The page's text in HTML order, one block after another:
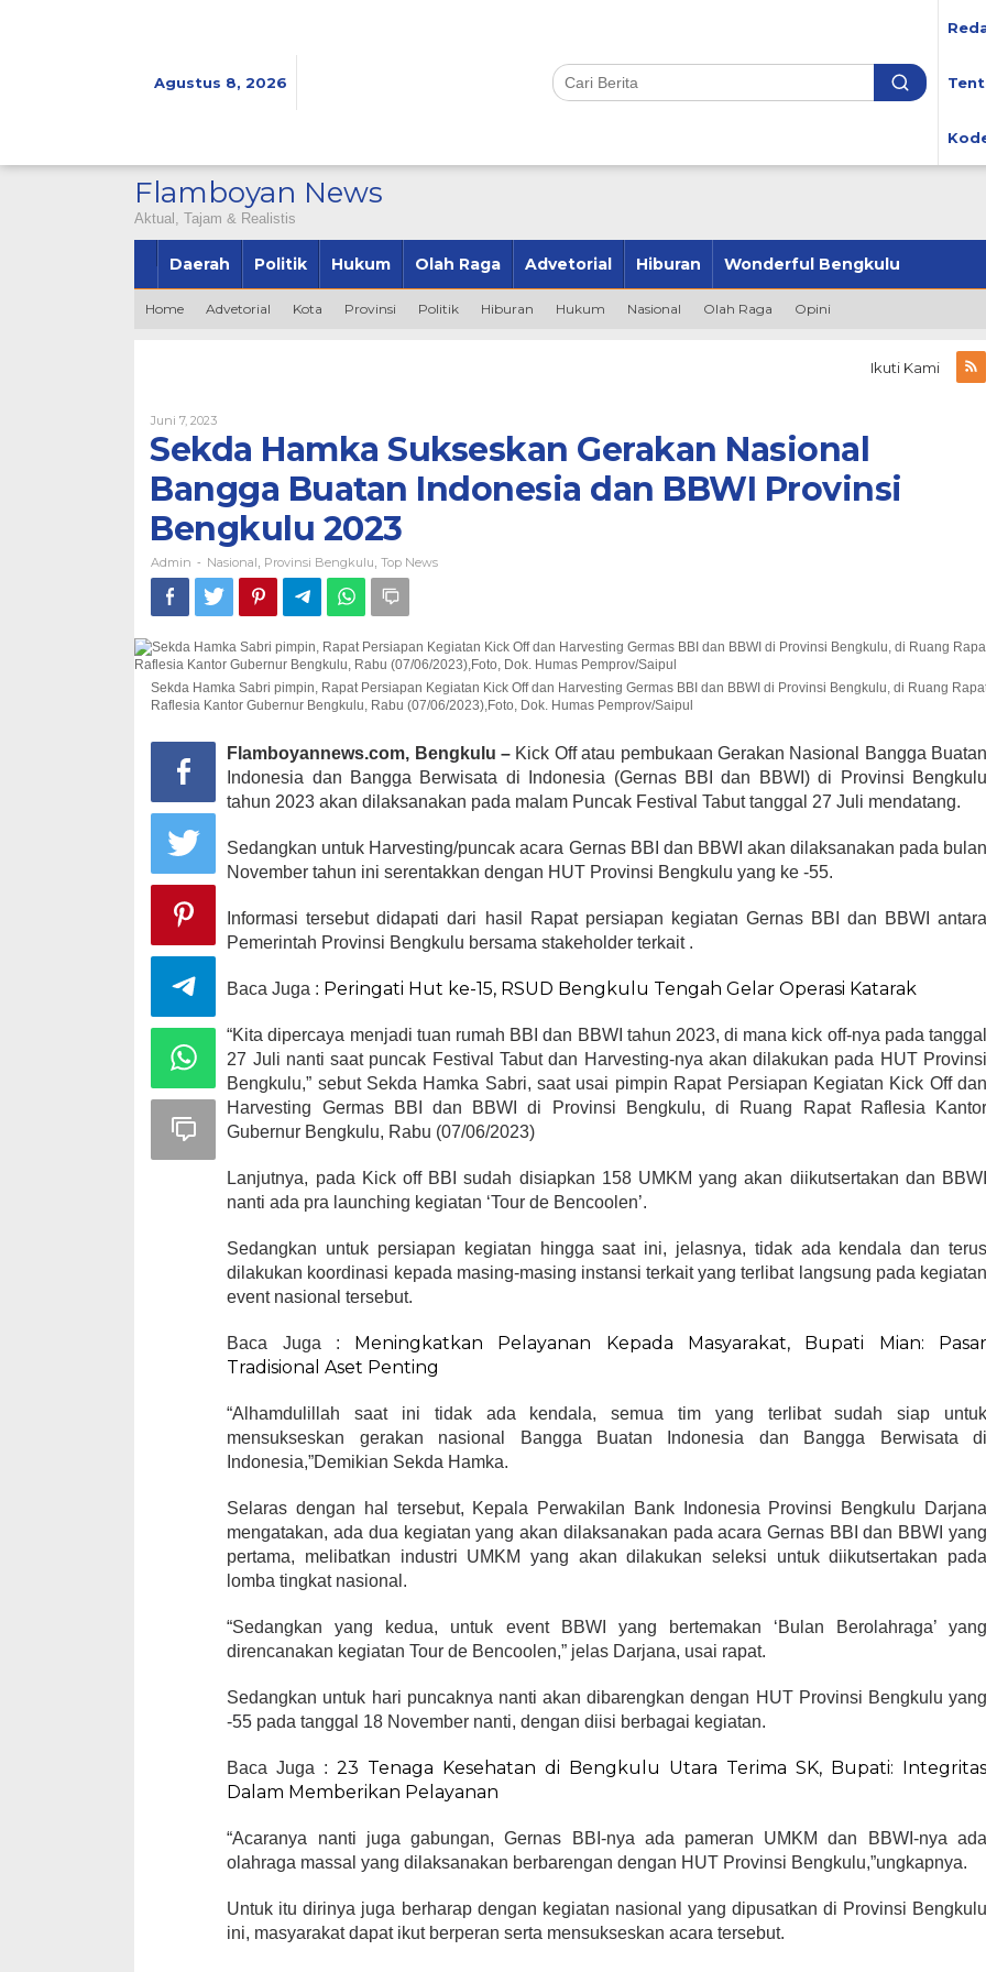
Agustus 8, 2026
Flamboyan News
Aktual, Tajam & Realistis
Daerah Politik Hukum Olah Raga Advetorial Hiburan Wonderful Bengkulu
Home Advetorial Kota Provinsi Politik Hiburan Hukum Nasional Olah Raga Opini
Ikuti Kami
Juni 7, 2023Oleh
Admin
Sekda Hamka Sukseskan Gerakan Nasional
Bangga Buatan Indonesia dan BBWI Provinsi
Bengkulu 2023
Admin - Nasional Provinsi Bengkulu Top News
Sekda Hamka Sabri pimpin, Rapat Persiapan Kegiatan Kick Off dan Harvesting Germas BBI dan BBWI di Provinsi Bengkulu, di Ruang
Raflesia Kantor Gubernur Bengkulu, Rabu (07/06/2023),Foto, Dok. Humas Pemprov/Saipul
Flamboyannews.com, Bengkulu – Kick Off atau pembukaan Gerakan Nasional Bangga Buatan
Indonesia dan Bangga Berwisata di Indonesia (Gernas BBI dan BBWI) di Provinsi Bengkulu
tahun 2023 akan dilaksanakan pada malam Puncak Festival Tabut tanggal 27 Juli mendatang.
Sedangkan untuk Harvesting/puncak acara Gernas BBI dan BBWI akan dilaksanakan pada bulan
November tahun ini serentakkan dengan HUT Provinsi Bengkulu yang ke -55.
Informasi tersebut didapati dari hasil Rapat persiapan kegiatan Gernas BBI dan BBWI antara
Pemerintah Provinsi Bengkulu bersama stakeholder terkait .
Baca Juga : Peringati Hut ke-15, RSUD Bengkulu Tengah Gelar Operasi Katarak
“Kita dipercaya menjadi tuan rumah BBI dan BBWI tahun 2023, di mana kick off-nya pada tanggal
27 Juli nanti saat puncak Festival Tabut dan Harvesting-nya akan dilakukan pada HUT Provinsi
Bengkulu,” sebut Sekda Hamka Sabri, saat usai pimpin Rapat Persiapan Kegiatan Kick Off dan
Harvesting Germas BBI dan BBWI di Provinsi Bengkulu, di Ruang Rapat Raflesia Kantor
Gubernur Bengkulu, Rabu (07/06/2023)
Lanjutnya, pada Kick off BBI sudah disiapkan 158 UMKM yang akan diikutsertakan dan BBWI
nanti ada pra launching kegiatan ‘Tour de Bencoolen’.
Sedangkan untuk persiapan kegiatan hingga saat ini, jelasnya, tidak ada kendala dan terus
dilakukan koordinasi kepada masing-masing instansi terkait yang terlibat langsung pada kegiatan
event nasional tersebut.
Baca Juga : Meningkatkan Pelayanan Kepada Masyarakat, Bupati Mian: Pasar
Tradisional Aset Penting
“Alhamdulillah saat ini tidak ada kendala, semua tim yang terlibat sudah siap untuk
mensukseskan gerakan nasional Bangga Buatan Indonesia dan Bangga Berwisata di
Indonesia,”Demikian Sekda Hamka.
Selaras dengan hal tersebut, Kepala Perwakilan Bank Indonesia Provinsi Bengkulu Darjana
mengatakan, ada dua kegiatan yang akan dilaksanakan pada acara Gernas BBI dan BBWI yang
pertama, melibatkan industri UMKM yang akan dilakukan seleksi untuk diikutsertakan pada
lomba tingkat nasional.
“Sedangkan yang kedua, untuk event BBWI yang bertemakan ‘Bulan Berolahraga’ yang
direncanakan kegiatan Tour de Bencoolen,” jelas Darjana, usai rapat.
Sedangkan untuk hari puncaknya nanti akan dibarengkan dengan HUT Provinsi Bengkulu yang
-55 pada tanggal 18 November nanti, dengan diisi berbagai kegiatan.
Baca Juga :23 Tenaga Kesehatan di Bengkulu Utara Terima SK, Bupati: Integritas
Dalam Memberikan Pelayanan
“Acaranya nanti juga gabungan, Gernas BBI-nya ada pameran UMKM dan BBWI-nya ada
olahraga massal yang dilaksanakan berbarengan dengan HUT Provinsi Bengkulu,”ungkapnya.
Untuk itu dirinya juga berharap dengan kegiatan nasional yang dipusatkan di Provinsi Bengkulu
ini, masyarakat dapat ikut berperan serta mensukseskan acara tersebut.